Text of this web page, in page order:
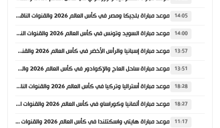
14:05 موعد مباراة بلجيكا ومصر في كأس العالم 2026 والقنوات الناقلة
14:00 موعد مباراة السويد وتونس في كأس العالم 2026 والقنوات الناقلة
13:57 موعد مباراة إسبانيا والرأس الأخضر في كأس العالم 2026 والقنوات الناقلة
13:51 موعد مباراة ساحل العاج والإكوادور في كأس العالم 2026 والقنوات الناقلة
18:28 موعد مباراة أستراليا وتركيا في كأس العالم 2026 والقنوات الناقلة
18:27 موعد مباراة ألمانيا وكوراساو في كأس العالم 2026 والقنوات الناقلة
11:17 موعد مباراة هايتي واسكتلندا في كأس العالم 2026 والقنوات الناقلة